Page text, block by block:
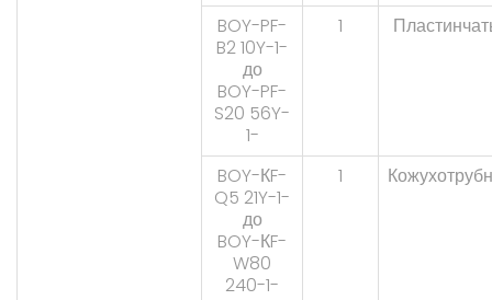
BOY-PF-
B2 10Y-1-
до
BOY-PF-
S20 56Y-
1-
1
BOY-КF-
Q5 21Y-1-
до
BOY-КF-
W80
240-1-
1